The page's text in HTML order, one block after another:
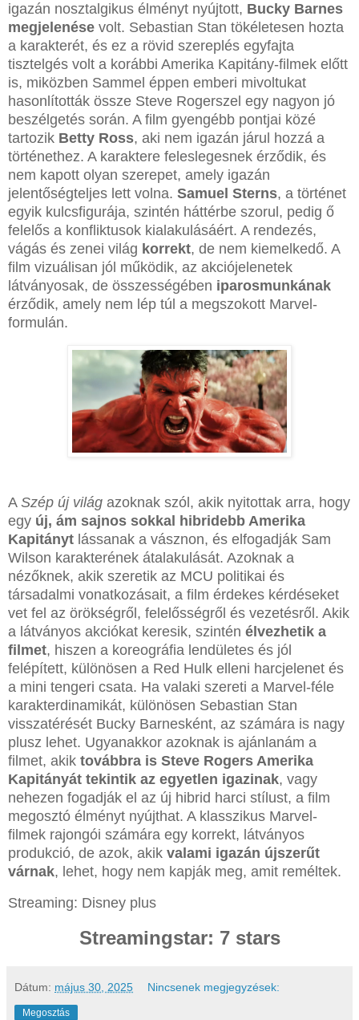
igazán nosztalgikus élményt nyújtott, Bucky Barnes
megjelenése volt. Sebastian Stan tökéletesen hozta
a karakterét, és ez a rövid szereplés egyfajta
tisztelgés volt a korábbi Amerika Kapitány-filmek előtt
is, miközben Sammel éppen emberi mivoltukat
hasonlították össze Steve Rogerszel egy nagyon jó
beszélgetés során. A film gyengébb pontjai közé
tartozik Betty Ross, aki nem igazán járul hozzá a
történethez. A karaktere feleslegesnek érződik, és
nem kapott olyan szerepet, amely igazán
jelentőségteljes lett volna. Samuel Sterns, a történet
egyik kulcsfigurája, szintén háttérbe szorul, pedig ő
felelős a konfliktusok kialakulásáért. A rendezés,
vágás és zenei világ korrekt, de nem kiemelkedő. A
film vizuálisan jól működik, az akciójelenetek
látványosak, de összességében iparosmunkának
érződik, amely nem lép túl a megszokott Marvel-
formulán.
A Szép új világ azoknak szól, akik nyitottak arra, hogy
egy új, ám sajnos sokkal hibridebb Amerika
Kapitányt lássanak a vásznon, és elfogadják Sam
Wilson karakterének átalakulását. Azoknak a
nézőknek, akik szeretik az MCU politikai és
társadalmi vonatkozásait, a film érdekes kérdéseket
vet fel az örökségről, felelősségről és vezetésről. Akik
a látványos akciókat keresik, szintén élvezhetik a
filmet, hiszen a koreográfia lendületes és jól
felépített, különösen a Red Hulk elleni harcjelenet és
a mini tengeri csata. Ha valaki szereti a Marvel-féle
karakterdinamikát, különösen Sebastian Stan
visszatérését Bucky Barnesként, az számára is nagy
plusz lehet. Ugyanakkor azoknak is ajánlanám a
filmet, akik továbbra is Steve Rogers Amerika
Kapitányát tekintik az egyetlen igazinak, vagy
nehezen fogadják el az új hibrid harci stílust, a film
megosztó élményt nyújthat. A klasszikus Marvel-
filmek rajongói számára egy korrekt, látványos
produkció, de azok, akik valami igazán újszerűt
várnak, lehet, hogy nem kapják meg, amit reméltek.
Streaming: Disney plus
Streamingstar: 7 stars
Dátum: május 30, 2025 Nincsenek megjegyzések:
Megosztás